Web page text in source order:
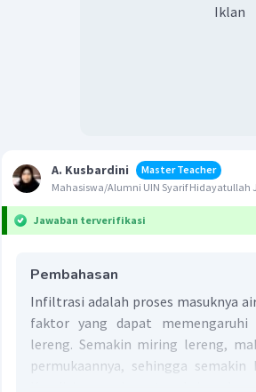
Iklan
A. Kusbardini
Master Teacher
Mahasiswa/Alumni UIN Syarif Hidayatullah
Jawaban terverifikasi
Pembahasan
Infiltrasi adalah proses masuknya
faktor yang dapat
lereng. Semakin miring lereng,
permukaannya, sehingga